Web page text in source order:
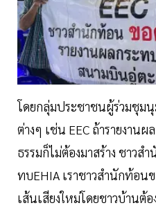
โดยกลุ่มประชาชนผู้ร่วมชุม
ต่างๆ เช่น EEC ถ้ารายงาน
ธรรมก็ไม่ต้องมาสร้าง ชาวส
ทบEHIA เราชาวสำนักท้อ
เส้นเสียงใหม่โดยชาวบ้านต้